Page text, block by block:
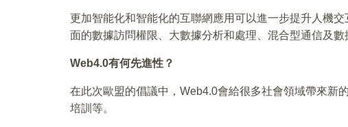
更加智能化和智能化的互聯網應用可以進一步提升人機
面的數據訪問權限、大數據分析和處理、混合型通信及數
Web4.0有何先進性？
在此次歐盟的倡議中，Web4.0會給很多社會領域帶來新
培訓等。